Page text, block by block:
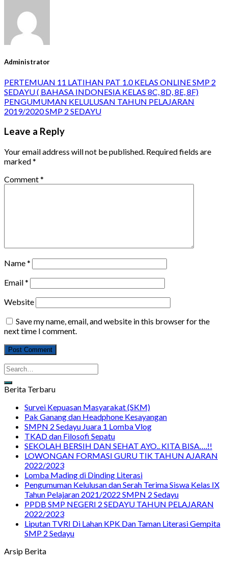
Administrator
PERTEMUAN 11 LATIHAN PAT 1.0 KELAS ONLINE SMP 2
SEDAYU ( BAHASA INDONESIA KELAS 8C, 8D, 8E, 8F)
PENGUMUMAN KELULUSAN TAHUN PELAJARAN
2019/2020 SMP 2 SEDAYU
Leave a Reply
Your email address will not be published. Required fields are
marked*
Comment*
Name*
Email*
Website
Save my name, email, and website in this browser for the
next time I comment.
Berita Terbaru
Survei Kepuasan Masyarakat (SKM)
Pak Ganang dan Headphone Kesayangan
SMPN 2 Sedayu Juara 1 Lomba Vlog
TKAD dan Filosofi Sepatu
SEKOLAH BERSIH DAN SEHAT AYO.. KITA BISA….!!
LOWONGAN FORMASI GURU TIK TAHUN AJARAN
2022/2023
Lomba Mading di Dinding Literasi
Pengumuman Kelulusan dan Serah Terima Siswa Kelas IX
Tahun Pelajaran 2021/2022 SMPN 2 Sedayu
PPDB SMP NEGERI 2 SEDAYU TAHUN PELAJARAN
2022/2023
Liputan TVRI Di Lahan KPK Dan Taman Literasi Gempita
SMP 2 Sedayu
Arsip Berita